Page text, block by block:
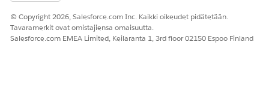
© Copyright 2026, Salesforce.com Inc. Kaikki oikeudet pidätetään.
Tavaramerkit ovat omistajiensa omaisuutta.
Salesforce.com EMEA Limited, Keilaranta 1, 3rd floor 02150 Espoo Finland